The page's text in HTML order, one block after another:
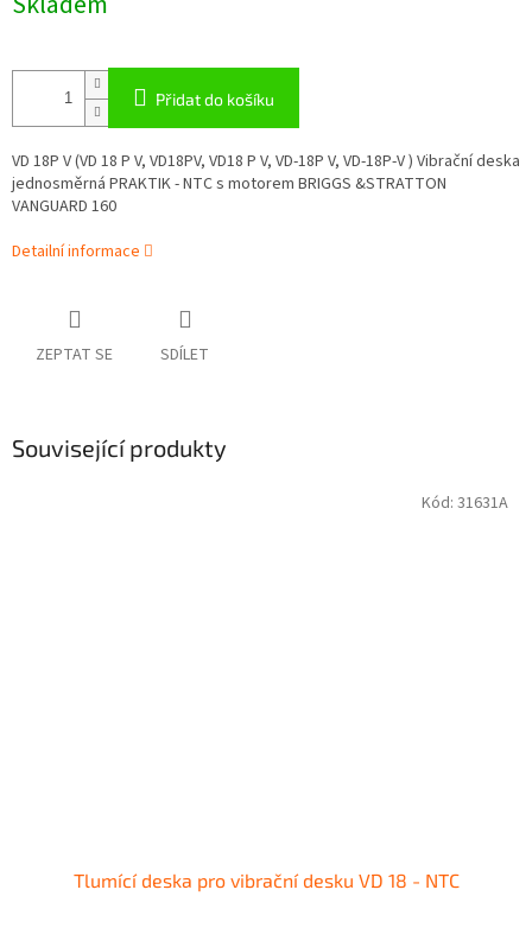
cena:
Přidat do košíku
VD 18P V (VD 18 P V, VD18PV, VD18 P V, VD-18P V, VD-18P-V ) Vibrační deska
jednosměrná PRAKTIK - NTC s motorem BRIGGS &STRATTON
VANGUARD 160
Detailní informace
ZEPTAT SE SDÍLET
Související produkty
Tlumící deska pro vibrační desku VD 18 - NTC
Kód: 31631A